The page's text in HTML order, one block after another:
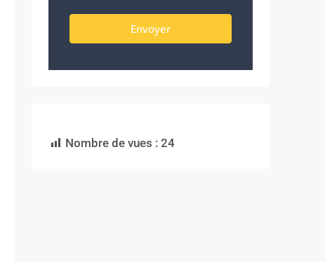
Envoyer
Nombre de vues : 24